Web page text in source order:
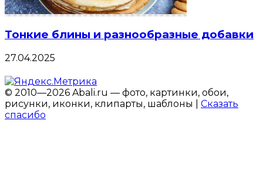
Тонкие блины и разнообразные добавки
27.04.2025
© 2010—2026 Abali.ru — фото, картинки, обои,
рисунки, иконки, клипарты, шаблоны | Сказать
спасибо